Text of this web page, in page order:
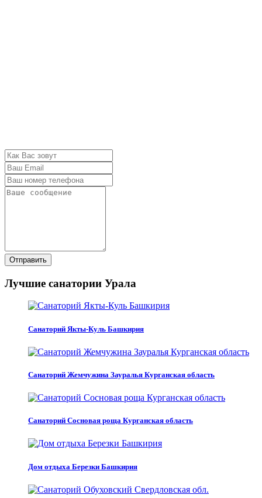
Отправить
Лучшие санатории Урала
Санаторий Якты-Куль Башкирия
Санаторий Жемчужина Зауралья Курганская область
Санаторий Сосновая роща Курганская область
Дом отдыха Березки Башкирия